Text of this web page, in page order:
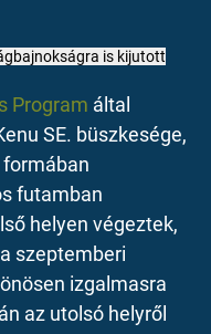
is kijutott
Program által
SE. büszkesége,
futamban
helyen végeztek,
szeptemberi
izgalmasra
az utolsó helyről